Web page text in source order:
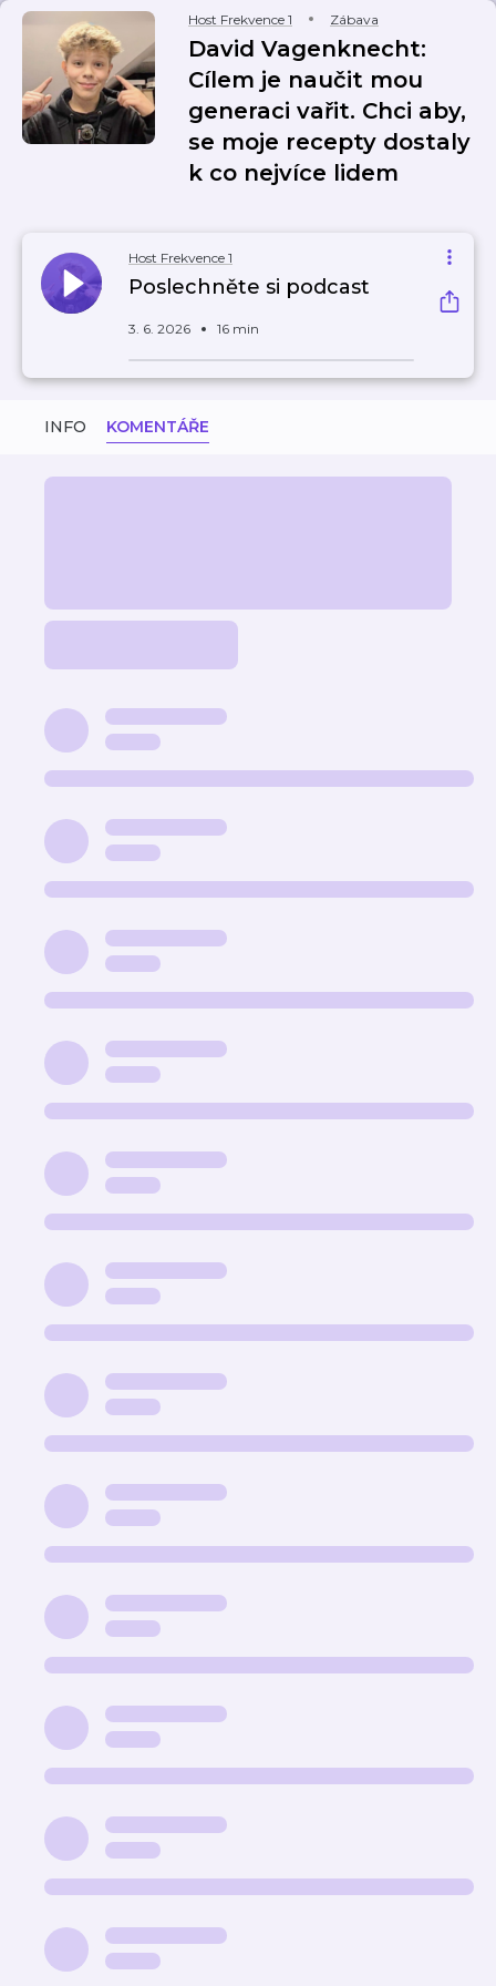
Host Frekvence 1 Zábava
David Vagenknecht:
Cílem je naučit mou
generaci vařit. Chci aby,
se moje recepty dostaly
k co nejvíce lidem
Host Frekvence 1
Poslechněte si podcast
3. 6. 2026 16 min
INFO KOMENTÁŘE